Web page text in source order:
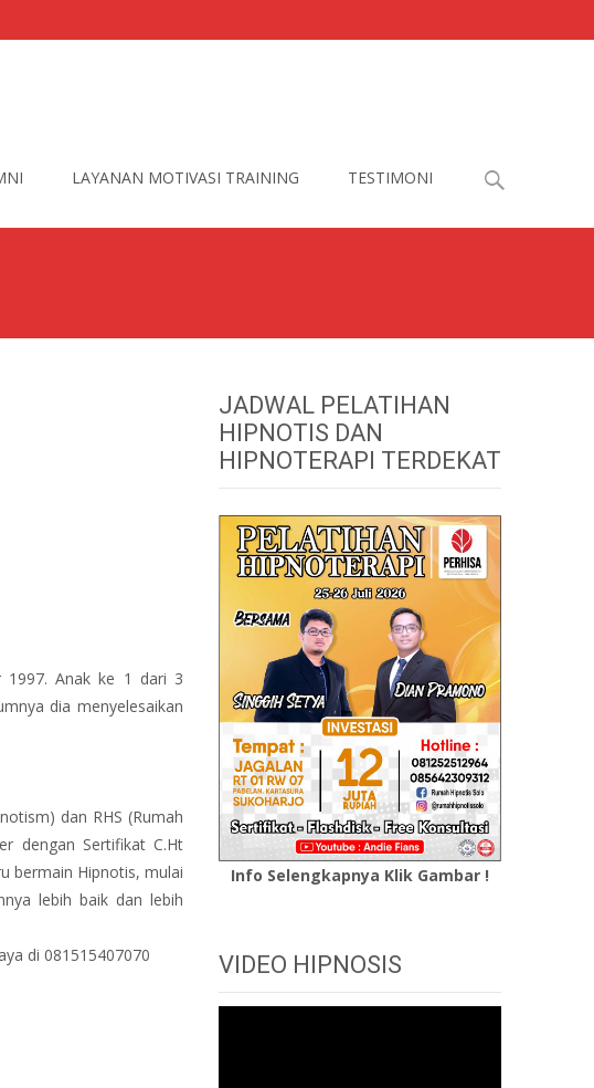
LAYANAN MOTIVASI TRAINING TESTIMONI
Search
1997. Anak ke 1 dari 3
dia menyelesaikan
dan RHS (Rumah
dengan Sertifikat C.Ht
bermain Hipnotis, mulai
lebih baik dan lebih
di 081515407070
JADWAL PELATIHAN
HIPNOTIS DAN
HIPNOTERAPI TERDEKAT
Info Selengkapnya Klik Gambar !
VIDEO HIPNOSIS